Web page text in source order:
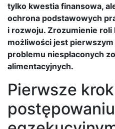
tylko kwestia finansowa,
ochrona podstawowych
i rozwoju. Zrozumienie roli
możliwości jest
problemu niespłaconych
alimentacyjnych.
Pierwsze
postępowaniu